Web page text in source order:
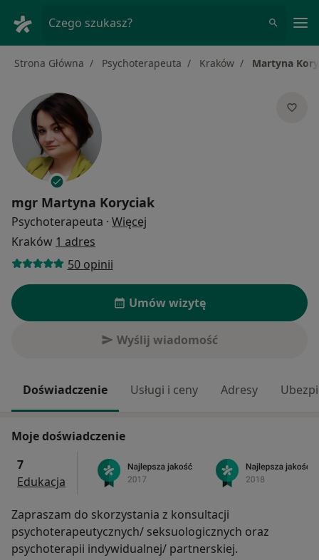
Czego szukasz?
Strona Główna Psychoterapeuta Kraków Martyna
mgr Martyna Koryciak
Psychoterapeuta · Więcej
Kraków 1 adres
50 opinii
Umów wizytę
Wyślij wiadomość
Doświadczenie Usługi i ceny Adresy
Moje doświadczenie
7
Edukacja
Zapraszam do skorzystania z konsultacji
psychoterapeutycznych/ seksuologicznych oraz
psychoterapii indywidualnej/ partnerskiej.